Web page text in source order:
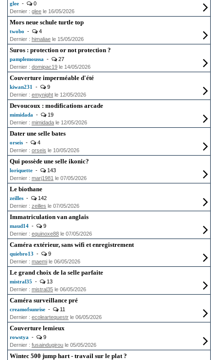
glee -
0
Dernier : glee le 16/05/2026
Mors neue schule turtle top
twobo -
4
Dernier : himaliae le 15/05/2026
Suros : protection or not protection ?
pamplemoussa -
27
Dernier : domipac19 le 14/05/2026
Couverture imperméable d'été
kiwan231 -
9
Dernier : emynight le 12/05/2026
Devoucoux : modifications arcade
mimidada -
19
Dernier : mimidada le 12/05/2026
Dater une selle bates
orseis -
4
Dernier : orseis le 10/05/2026
Qui possède une selle ikonic?
loriquette -
143
Dernier : marj1981 le 07/05/2026
Le biothane
zeilles -
142
Dernier : zeilles le 07/05/2026
Immatriculation van anglais
maud14 -
9
Dernier : equinoxe88 le 07/05/2026
Caméra extérieur, sans wifi et enregistrement
quiebro13 -
9
Dernier : maemi le 06/05/2026
Le grand choix de la selle parfaite
mistral35 -
13
Dernier : mistral35 le 06/05/2026
Caméra surveillance pré
creamofsunrise -
11
Dernier : ecoleartequestr le 06/05/2026
Couverture lemieux
rowstya -
9
Dernier : fusaindugirou le 05/05/2026
Wintec 500 jump hart - travail sur le plat ?